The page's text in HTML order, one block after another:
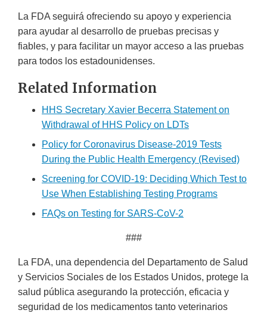
La FDA seguirá ofreciendo su apoyo y experiencia
para ayudar al desarrollo de pruebas precisas y
fiables, y para facilitar un mayor acceso a las pruebas
para todos los estadounidenses.
Related Information
HHS Secretary Xavier Becerra Statement on
Withdrawal of HHS Policy on LDTs
Policy for Coronavirus Disease-2019 Tests
During the Public Health Emergency (Revised)
Screening for COVID-19: Deciding Which Test to
Use When Establishing Testing Programs
FAQs on Testing for SARS-CoV-2
###
La FDA, una dependencia del Departamento de Salud
y Servicios Sociales de los Estados Unidos, protege la
salud pública asegurando la protección, eficacia y
seguridad de los medicamentos tanto veterinarios